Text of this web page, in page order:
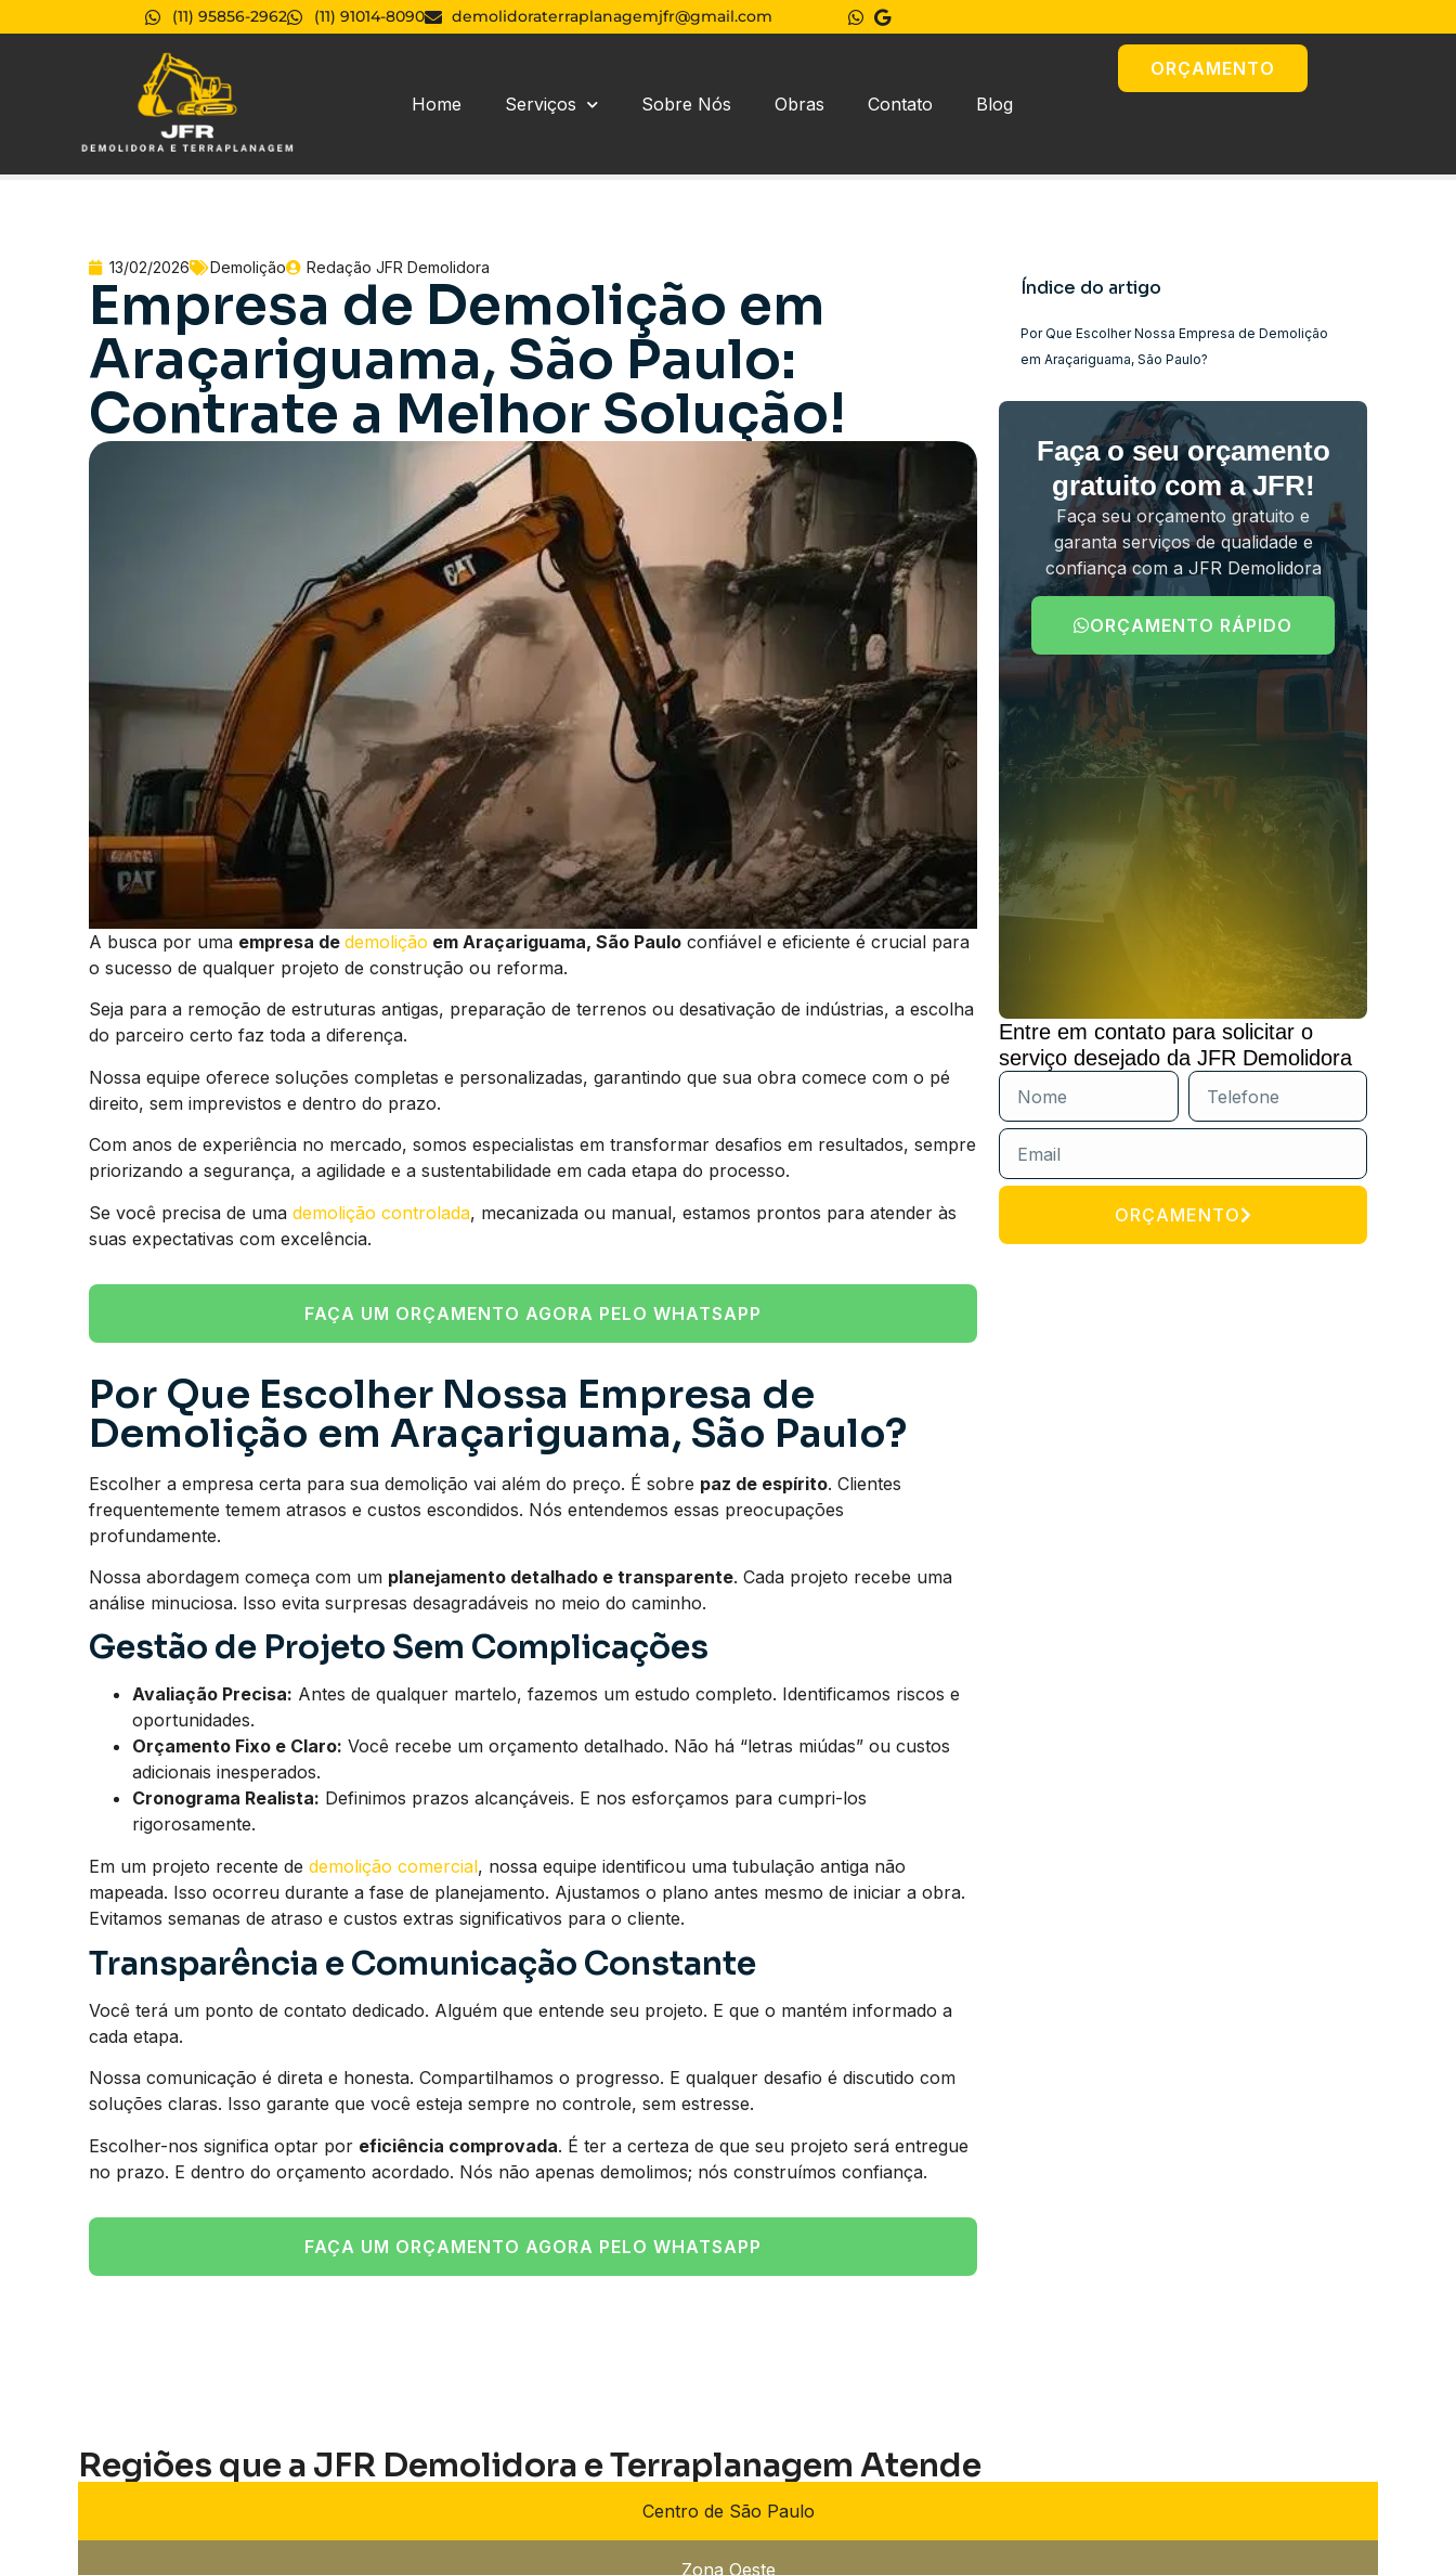
(11) 95856-2962 (11) 91014-8090 demolidoraterraplanagemjfr@gmail.com
Home Serviços Sobre Nós Obras Contato Blog
ORÇAMENTO
13/02/2026 Demolição Redação JFR Demolidora
Empresa de Demolição em
Araçariguama, São Paulo:
Contrate a Melhor Solução!
A busca por uma empresa de demolição em Araçariguama, São Paulo confiável e eficiente é crucial para
o sucesso de qualquer projeto de construção ou reforma.
Seja para a remoção de estruturas antigas, preparação de terrenos ou desativação de indústrias, a escolha
do parceiro certo faz toda a diferença.
Nossa equipe oferece soluções completas e personalizadas, garantindo que sua obra comece com o pé
direito, sem imprevistos e dentro do prazo.
Com anos de experiência no mercado, somos especialistas em transformar desafios em resultados, sempre
priorizando a segurança, a agilidade e a sustentabilidade em cada etapa do processo.
Se você precisa de uma demolição controlada, mecanizada ou manual, estamos prontos para atender às
suas expectativas com excelência.
FAÇA UM ORÇAMENTO AGORA PELO WHATSAPP
Por Que Escolher Nossa Empresa de
Demolição em Araçariguama, São Paulo?
Escolher a empresa certa para sua demolição vai além do preço. É sobre paz de espírito. Clientes
frequentemente temem atrasos e custos escondidos. Nós entendemos essas preocupações
profundamente.
Nossa abordagem começa com um planejamento detalhado e transparente. Cada projeto recebe uma
análise minuciosa. Isso evita surpresas desagradáveis no meio do caminho.
Gestão de Projeto Sem Complicações
Avaliação Precisa: Antes de qualquer martelo, fazemos um estudo completo. Identificamos riscos e
oportunidades.
Orçamento Fixo e Claro: Você recebe um orçamento detalhado. Não há “letras miúdas” ou custos
adicionais inesperados.
Cronograma Realista: Definimos prazos alcançáveis. E nos esforçamos para cumpri-los
rigorosamente.
Em um projeto recente de demolição comercial, nossa equipe identificou uma tubulação antiga não
mapeada. Isso ocorreu durante a fase de planejamento. Ajustamos o plano antes mesmo de iniciar a obra.
Evitamos semanas de atraso e custos extras significativos para o cliente.
Transparência e Comunicação Constante
Você terá um ponto de contato dedicado. Alguém que entende seu projeto. E que o mantém informado a
cada etapa.
Nossa comunicação é direta e honesta. Compartilhamos o progresso. E qualquer desafio é discutido com
soluções claras. Isso garante que você esteja sempre no controle, sem estresse.
Escolher-nos significa optar por eficiência comprovada. É ter a certeza de que seu projeto será entregue
no prazo. E dentro do orçamento acordado. Nós não apenas demolimos; nós construímos confiança.
FAÇA UM ORÇAMENTO AGORA PELO WHATSAPP
Índice do artigo
Por Que Escolher Nossa Empresa de Demolição
em Araçariguama, São Paulo?
Faça o seu orçamento
gratuito com a JFR!
Faça seu orçamento gratuito e
garanta serviços de qualidade e
confiança com a JFR Demolidora
ORÇAMENTO RÁPIDO
Entre em contato para solicitar o
serviço desejado da JFR Demolidora
ORÇAMENTO
Regiões que a JFR Demolidora e Terraplanagem Atende
Centro de São Paulo
Zona Oeste